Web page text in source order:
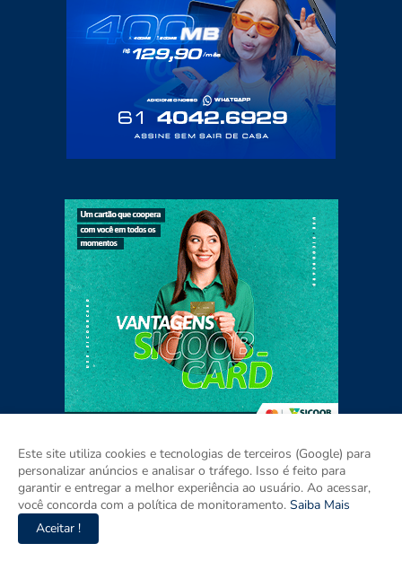
Copyright ©
Home Sobre Contato Mídia Kit
Este site utiliza cookies e tecnologias de terceiros (Google) para
personalizar anúncios e analisar o tráfego. Isso é feito para
garantir e entregar a melhor experiência ao usuário. Ao acessar,
você concorda com a política de monitoramento. Saiba Mais
Aceitar !